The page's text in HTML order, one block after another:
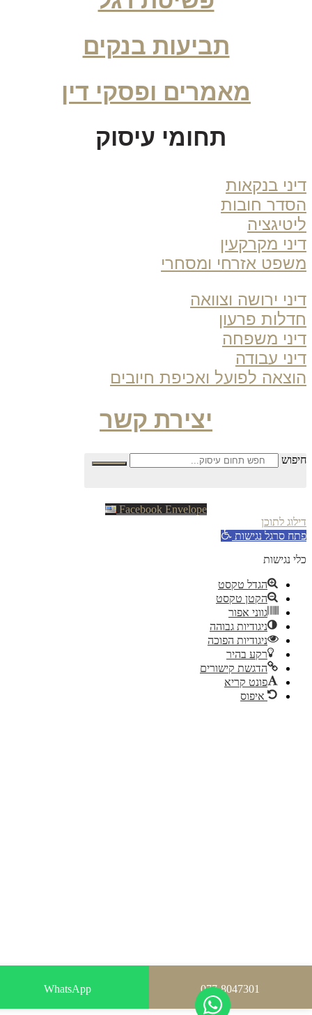
077-8047301
WhatsApp
תביעות בנקים
מאמרים ופסקי דין
תחומי עיסוק
בנקאות
חובות
מקרקעין
אזרחי ומסחרי
ירושה וצוואה
פרעון
משפחה
עבודה
לפועל ואכיפת חיובים
יצירת קשר
Facebook Envelope
לתוכן
סרגל נגישות
נגישות
הגדל טקסט
הקטן טקסט
גווני אפור
ניגודיות גבוהה
ניגודיות הפוכה
רקע בהיר
הדגשת קישורים
פונט קריא
איפוס